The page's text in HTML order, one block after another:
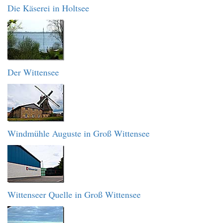
Die Käserei in Holtsee
Der Wittensee
Windmühle Auguste in Groß Wittensee
Wittenseer Quelle in Groß Wittensee